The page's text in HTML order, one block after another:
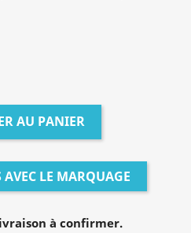
AU PANIER
LE MARQUAGE
à confirmer.